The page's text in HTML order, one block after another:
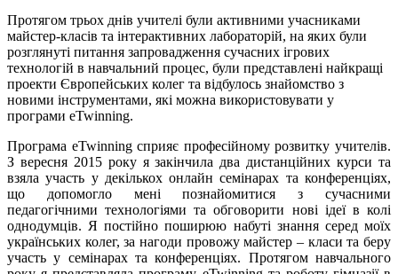
Протягом трьох днів учителі були активними учасниками
майстер-класів та інтерактивних лабораторій, на яких були
розглянуті питання запровадження сучасних ігрових
технологій в навчальний процес, були представлені найкращі
проекти Європейських колег та відбулось знайомство з
новими інструментами, які можна використовувати у
програми eTwinning.
Програма eTwinning сприяє професійному розвитку учителів.
З вересня 2015 року я закінчила два дистанційних курси та
взяла участь у декількох онлайн семінарах та конференціях,
що допомогло мені познайомитися з сучасними
педагогічними технологіями та обговорити нові ідеї в колі
однодумців. Я постійно поширюю набуті знання серед моїх
українських колег, за нагоди провожу майстер – класи та беру
участь у семінарах та конференціях. Протягом навчального